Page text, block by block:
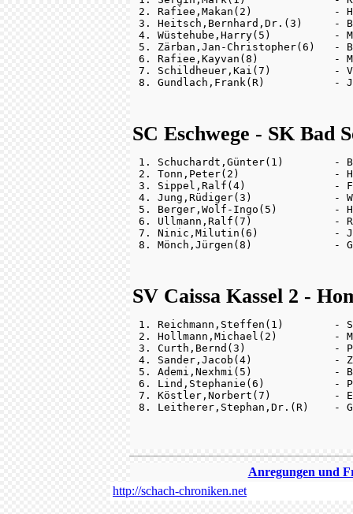
2. Rafiee,Makan(2)             -
3. Heitsch,Bernhard,Dr.(3)
4. Wüstehube,Harry(5)
5. Zärban,Jan-Christopher(6)
6. Rafiee,Kayvan(8)            -
7. Schildheuer,Kai(7)          -
SC Eschwege - SK Bad
1. Schuchardt,Günter(1)        -
2. Tonn,Peter(2)               -
3. Sippel,Ralf(4)              -
4. Jung,Rüdiger(3)             -
5. Berger,Wolf-Ingo(5)         -
6. Ullmann,Ralf(7)             -
7. Ninic,Milutin(6)            -
SV Caissa Kassel 2 -
1. Reichmann,Steffen(1)        -
2. Hollmann,Michael(2)         -
3. Curth,Bernd(3)              -
4. Sander,Jacob(4)             -
5. Ademi,Nexhmi(5)             -
6. Lind,Stephanie(6)           -
7. Köstler,Norbert(7)          -
Anregungen und
http://schach-chroniken.net